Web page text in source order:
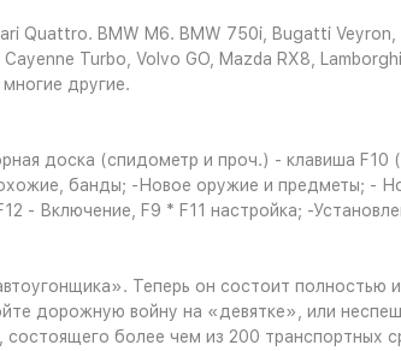
Quattro. BMW M6. BMW 750i, Bugatti Veyron,
Turbo, Volvo GO, Mazda RX8,
другие.
доска (спидометр и проч.) - клавиша F10
банды; -Новое оружие и предметы; -
- Включение, F9 * F11 настройка; -
Теперь он состоит полностью
дорожную войну на «девятке», или
более чем из 200 транспортных